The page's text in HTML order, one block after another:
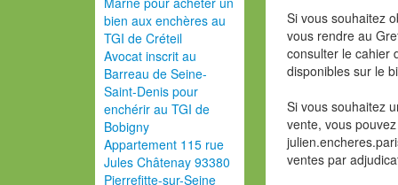
bien aux enchères au
TGI de Créteil
Avocat inscrit au
Barreau de Seine-
Saint-Denis pour
enchérir au TGI de
Bobigny
Appartement 115 rue
Jules Châtenay 93380
Pierrefitte-sur-Seine
Si vous souhaitez
vous rendre au
consulter le cahier
disponibles sur le
Si vous souhaitez
vente, vous
ventes par